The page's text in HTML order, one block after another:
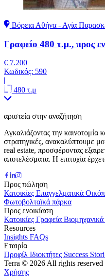
Βόρεια Αθήνα - Αγία
Γραφείο 480 τ.μ., προς
€ 7.200
Κωδικός: 590
|
480 τ.μ
αριστεία στην αναζήτηση
Αγκαλιάζοντας την καινοτομία
στρατηγικές, ανακαλύπτουμε
real estate, προσφέροντας
αποτελέσματα. Η επιτυχία
Προς πώληση
Κατοικίες Επαγγελματικά
Φωτοβολταϊκά πάρκα
Προς ενοικίαση
Κατοικίες Γραφεία Βιομηχανικά
Resources
Insights FAQs
Εταιρία
Προφίλ Ιδιοκτήτες Success
Terra © 2026 All rights reserved
Χρήσης